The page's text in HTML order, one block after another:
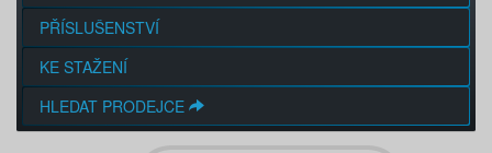
PŘÍSLUŠENSTVÍ
KE STAŽENÍ
HLEDAT PRODEJCE